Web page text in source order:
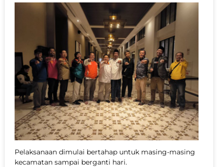
Pelaksanaan dimulai bertahap untuk masing-masing
kecamatan sampai berganti hari.